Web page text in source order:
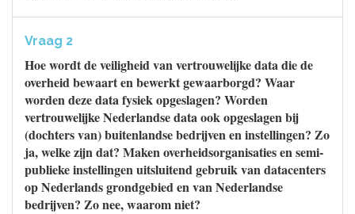
Vraag 2
Hoe wordt de veiligheid van vertrouwelijke data die de
overheid bewaart en bewerkt gewaarborgd? Waar
worden deze data fysiek opgeslagen? Worden
vertrouwelijke Nederlandse data ook opgeslagen bij
(dochters van) buitenlandse bedrijven en instellingen? Zo
ja, welke zijn dat? Maken overheidsorganisaties en semi-
publieke instellingen uitsluitend gebruik van datacenters
op Nederlands grondgebied en van Nederlandse
bedrijven? Zo nee, waarom niet?